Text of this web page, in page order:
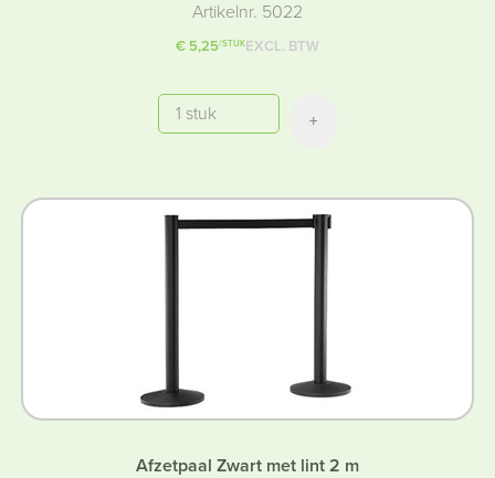
Artikelnr. 5022
€ 5,25/STUKEXCL. BTW
Aantal
+
Afzetpaal Zwart met lint 2 m